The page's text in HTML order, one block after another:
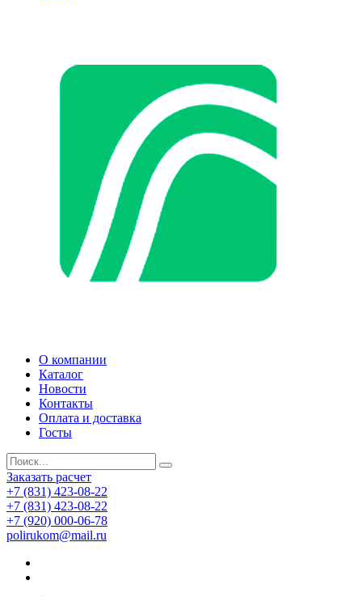
О компании
Каталог
Новости
Контакты
Оплата и доставка
Госты
Заказать расчет
+7 (831) 423-08-22
+7 (831) 423-08-22
+7 (920) 000-06-78
polirukom@mail.ru